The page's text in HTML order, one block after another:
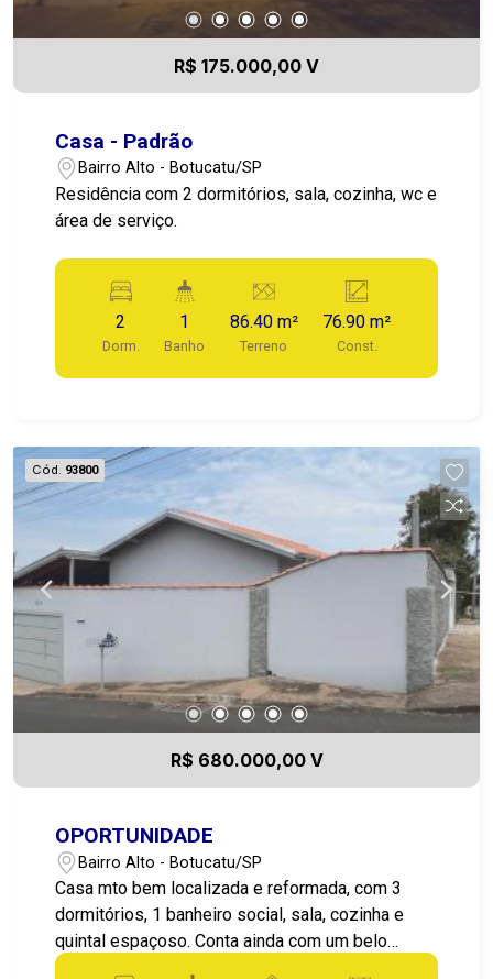
R$ 175.000,00 V
Casa - Padrão
Bairro Alto - Botucatu/SP
Residência com 2 dormitórios, sala, cozinha, wc e
área de serviço.
2
Dorm.
1
Banho
86.40 m²
Terreno
76.90 m²
Const.
Cód. 93800
R$ 680.000,00 V
OPORTUNIDADE
Bairro Alto - Botucatu/SP
Casa mto bem localizada e reformada, com 3
dormitórios, 1 banheiro social, sala, cozinha e
quintal espaçoso. Conta ainda com um belo
galpão ao fundo do imóvel, com entrada